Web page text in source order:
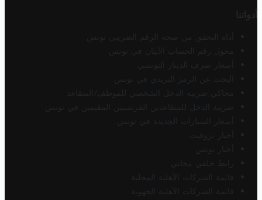
أدواتنا
أداة التحقق من صحة الرقم الضريبي تونس
محول رقم الحساب الآيبان في تونس
أسعار صرف الدينار التونسي
البحث عن الرمز البريدي في تونس
محاكي ضريبة الدخل الشخصي للموظف/المتقاعد
ضريبة الدخل للمتقاعدين الفرنسيين المقيمين في تونس
أسعار السيارات الجديدة في تونس
أخبار تروفيت
أخبار تونس
رابط خلفي مجاني
قائمة الشركات الأهلية المحلية
قائمة الشركات الأهلية الجهوية